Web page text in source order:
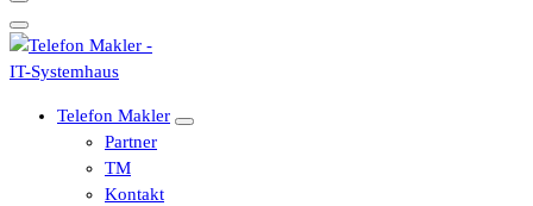
Telefon Makler
Partner
TM
Kontakt